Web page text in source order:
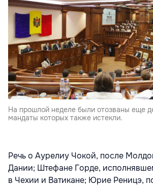
На прошлой неделе были отозваны еще
мандаты которых также истекли.
Речь о Аурелиу Чокой, после
Дании; Штефане Горде,
в Чехии и Ватикане; Юрие Реницэ,